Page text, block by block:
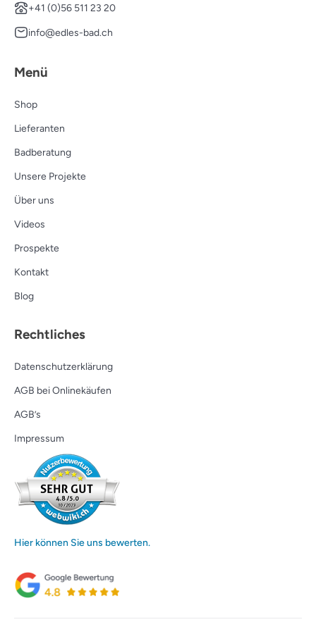
+41 (0)56 511 23 20
info@edles-bad.ch
Menü
Shop
Lieferanten
Badberatung
Unsere Projekte
Über uns
Videos
Prospekte
Kontakt
Blog
Rechtliches
Datenschutzerklärung
AGB bei Onlinekäufen
AGB’s
Impressum
Hier können Sie uns bewerten.